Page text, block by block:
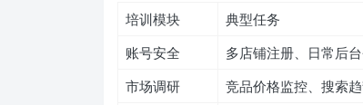
培训模块 典型任务
账号安全
多店铺注册、日常后
市场调研
竞品价格监控、搜索